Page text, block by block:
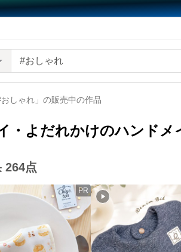
おしゃれ」の販売中の作品
・よだれかけのハンドメ
264点
PR